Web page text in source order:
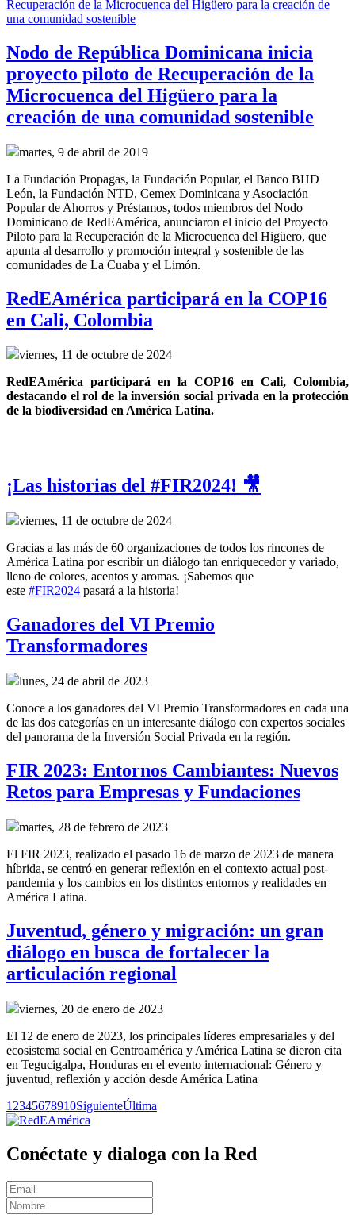
Nodo de República Dominicana inicia
proyecto piloto de Recuperación de la
Microcuenca del Higüero para la
creación de una comunidad sostenible
martes, 9 de abril de 2019
La Fundación Propagas, la Fundación Popular, el Banco BHD
León, la Fundación NTD, Cemex Dominicana y Asociación
Popular de Ahorros y Préstamos, todos miembros del Nodo
Dominicano de RedEAmérica, anunciaron el inicio del Proyecto
Piloto para la Recuperación de la Microcuenca del Higüero, que
apunta al desarrollo y promoción integral y sostenible de las
comunidades de La Cuaba y el Limón.
RedEAmérica participará en la COP16
en Cali, Colombia
viernes, 11 de octubre de 2024
RedEAmérica participará en la COP16 en Cali, Colombia,
destacando el rol de la inversión social privada en la protección
de la biodiversidad en América Latina.
¡Las historias del #FIR2024! 🎥
viernes, 11 de octubre de 2024
Gracias a las más de 60 organizaciones de todos los rincones de
América Latina por escribir un diálogo tan enriquecedor y variado,
lleno de colores, acentos y aromas. ¡Sabemos que
este #FIR2024 pasará a la historia!
Ganadores del VI Premio
Transformadores
lunes, 24 de abril de 2023
Conoce a los ganadores del VI Premio Transformadores en cada una
de las dos categorías en un interesante diálogo con expertos sociales
del panorama de la Inversión Social Privada en la región.
FIR 2023: Entornos Cambiantes: Nuevos
Retos para Empresas y Fundaciones
martes, 28 de febrero de 2023
El FIR 2023, realizado el pasado 16 de marzo de 2023 de manera
híbrida, se centró en generar reflexión en el contexto actual post-
pandemia y los cambios en los distintos entornos y realidades en
América Latina.
Juventud, género y migración: un gran
diálogo en busca de fortalecer la
articulación regional
viernes, 20 de enero de 2023
El 12 de enero de 2023, los principales líderes empresariales y del
ecosistema social en Centroamérica y América Latina se dieron cita
en Tegucigalpa, Honduras en el evento internacional: Género y
juventud, reflexión y acción desde América Latina
1 2345678910SiguienteÚltima
Conéctate y dialoga con la Red